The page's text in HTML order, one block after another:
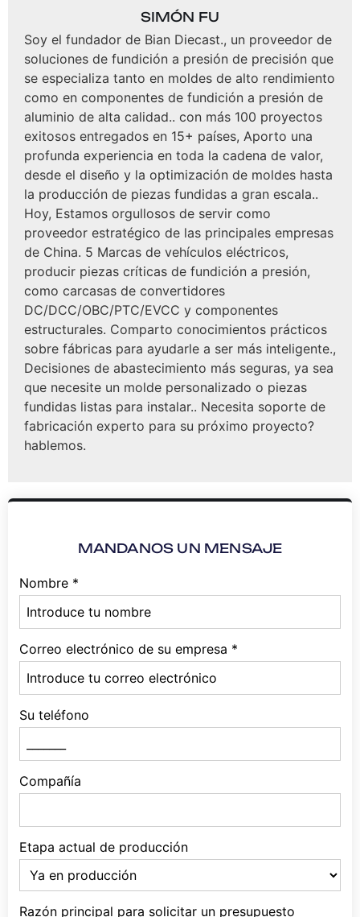
SIMÓN FU
Soy el fundador de Bian Diecast., un proveedor de
soluciones de fundición a presión de precisión que
se especializa tanto en moldes de alto rendimiento
como en componentes de fundición a presión de
aluminio de alta calidad.. con más 100 proyectos
exitosos entregados en 15+ países, Aporto una
profunda experiencia en toda la cadena de valor,
desde el diseño y la optimización de moldes hasta
la producción de piezas fundidas a gran escala..
Hoy, Estamos orgullosos de servir como
proveedor estratégico de las principales empresas
de China. 5 Marcas de vehículos eléctricos,
producir piezas críticas de fundición a presión,
como carcasas de convertidores
DC/DCC/OBC/PTC/EVCC y componentes
estructurales. Comparto conocimientos prácticos
sobre fábricas para ayudarle a ser más inteligente.,
Decisiones de abastecimiento más seguras, ya sea
que necesite un molde personalizado o piezas
fundidas listas para instalar.. Necesita soporte de
fabricación experto para su próximo proyecto?
hablemos.
MANDANOS UN MENSAJE
Nombre *
Correo electrónico de su empresa *
Su teléfono
Compañía
Etapa actual de producción
Razón principal para solicitar un presupuesto